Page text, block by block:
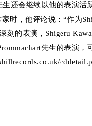
还会继续以他的表演活
家时，他评论说：“作为
刻的表演，Shigeru
先生的表演，